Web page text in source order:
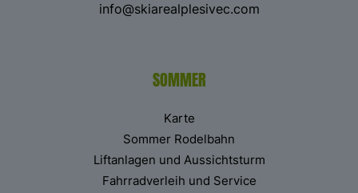
info@skiarealplesivec.com
SOMMER
Karte
Sommer Rodelbahn
Liftanlagen und Aussichtsturm
Fahrradverleih und Service